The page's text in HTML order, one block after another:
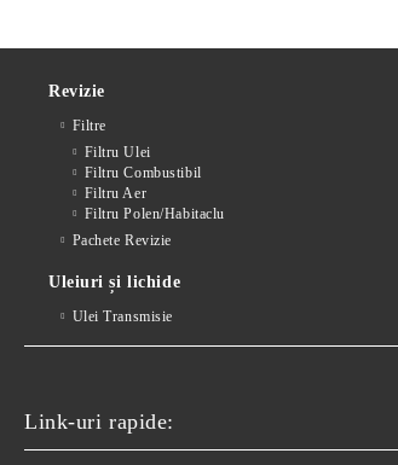
Revizie
Filtre
Filtru Ulei
Filtru Combustibil
Filtru Aer
Filtru Polen/Habitaclu
Pachete Revizie
Uleiuri și lichide
Ulei Transmisie
Link-uri rapide: